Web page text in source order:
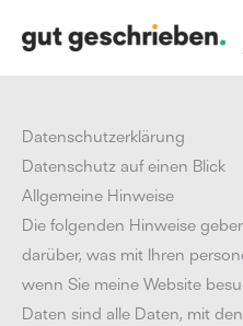
Inhalt
Datenschutzerklärung
Datenschutz auf einen Blick
Allgemeine Hinweise
Die folgenden Hinweise
darüber, was mit Ihren
wenn Sie meine Website
Daten sind alle Daten, mit